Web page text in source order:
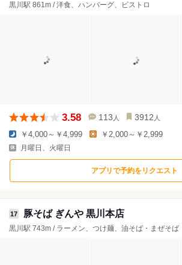
黒川駅 861m / 洋食、ハンバーグ、ビストロ
3.58 113 人 3912 人
￥4,000～￥4,999 ￥2,000～￥2,999
月曜日、火曜日
アプリで予約をリクエスト
17 豚そば ぎんや 黒川本店
黒川駅 743m / ラーメン、つけ麺、油そば・まぜそば